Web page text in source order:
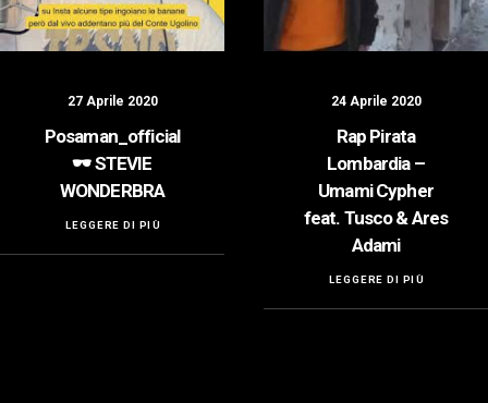
27 Aprile 2020
Posaman_official
🕶️ STEVIE
WONDERBRA
LEGGERE DI PIÙ
24 Aprile 2020
Rap Pirata
Lombardia –
Umami Cypher
feat. Tusco & Ares
Adami
LEGGERE DI PIÙ